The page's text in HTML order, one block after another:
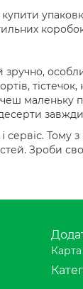
тістечок,
маленьку
сервіс.
Зроби